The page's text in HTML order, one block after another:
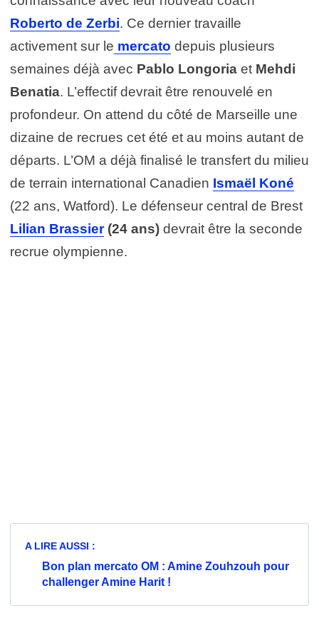
Roberto de Zerbi. Ce dernier travaille
activement sur le mercato depuis plusieurs
semaines déjà avec Pablo Longoria et Mehdi
Benatia. L’effectif devrait être renouvelé en
profondeur. On attend du côté de Marseille une
dizaine de recrues cet été et au moins autant de
départs. L’OM a déjà finalisé le transfert du milieu
de terrain international Canadien Ismaël Koné
(22 ans, Watford). Le défenseur central de Brest
Lilian Brassier(24 ans) devrait être la seconde
recrue olympienne.
A LIRE AUSSI :
Bon plan mercato OM : Amine Zouhzouh pour
challenger Amine Harit !